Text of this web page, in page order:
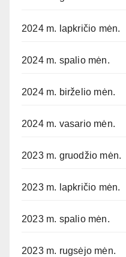
2024 m. lapkričio mėn.
2024 m. spalio mėn.
2024 m. birželio mėn.
2024 m. vasario mėn.
2023 m. gruodžio mėn.
2023 m. lapkričio mėn.
2023 m. spalio mėn.
2023 m. rugsėjo mėn.